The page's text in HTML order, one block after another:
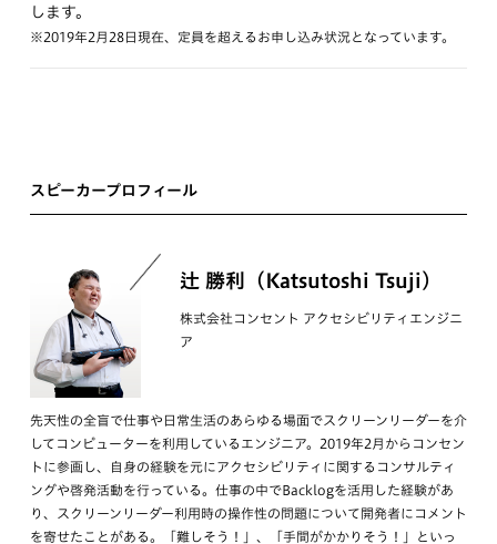
します。
※2019年2月28日現在、定員を超えるお申し込み状況となっています。
スピーカープロフィール
辻 勝利（Katsutoshi Tsuji）
株式会社コンセント アクセシビリティエンジニ
ア
先天性の全盲で仕事や日常生活のあらゆる場面でスクリーンリーダーを介
してコンピューターを利用しているエンジニア。2019年2月からコンセン
トに参画し、自身の経験を元にアクセシビリティに関するコンサルティ
ングや啓発活動を行っている。仕事の中でBacklogを活用した経験があ
り、スクリーンリーダー利用時の操作性の問題について開発者にコメント
を寄せたことがある。「難しそう！」、「手間がかかりそう！」といっ